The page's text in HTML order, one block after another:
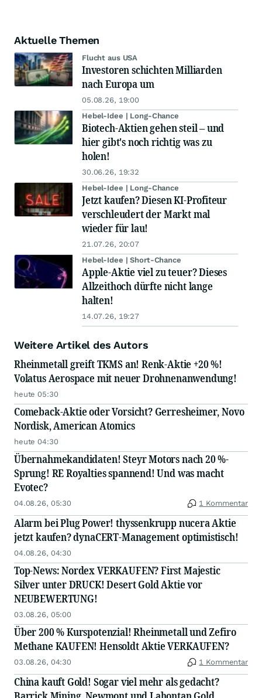
Aktuelle Themen
Flucht aus USA
Investoren schichten Milliarden
nach Europa um
05.08.26, 19:00
Hebel-Idee | Long-Chance
Biotech-Aktien gehen steil – und
hier gibt's noch richtig was zu
holen!
30.06.26, 19:32
Hebel-Idee | Long-Chance
Jetzt kaufen? Diesen KI-Profiteur
verschleudert der Markt mal
wieder für lau!
21.07.26, 20:07
Hebel-Idee | Short-Chance
Apple-Aktie viel zu teuer? Dieses
Allzeithoch dürfte nicht lange
halten!
14.07.26, 19:27
Weitere Artikel des Autors
Rheinmetall greift TKMS an! Renk-Aktie +20 %!
Volatus Aerospace mit neuer Drohnenanwendung!
heute 05:30
Comeback-Aktie oder Vorsicht? Gerresheimer, Novo
Nordisk, American Atomics
heute 04:30
Übernahmekandidaten! Steyr Motors nach 20 %-
Sprung! RE Royalties spannend! Und was macht
Evotec?
04.08.26, 05:30 1 Kommentar
Alarm bei Plug Power! thyssenkrupp nucera Aktie
jetzt kaufen? dynaCERT-Management optimistisch!
04.08.26, 04:30
Top-News: Nordex VERKAUFEN? First Majestic
Silver unter DRUCK! Desert Gold Aktie vor
NEUBEWERTUNG!
03.08.26, 05:00
Über 200 % Kurspotenzial! Rheinmetall und Zefiro
Methane KAUFEN! Hensoldt Aktie VERKAUFEN?
03.08.26, 04:30 1 Kommentar
China kauft Gold! Sogar viel mehr als gedacht?